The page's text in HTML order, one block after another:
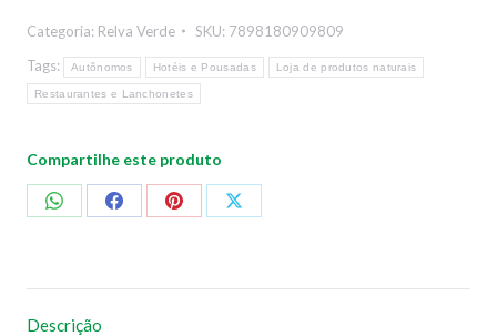
Categoria: Relva Verde SKU: 7898180909809
Tags:
Autônomos Hotéis e Pousadas Loja de produtos naturais
Restaurantes e Lanchonetes
Compartilhe este produto
CompartilharCompartilharCompartilharCompartilhar
Descrição